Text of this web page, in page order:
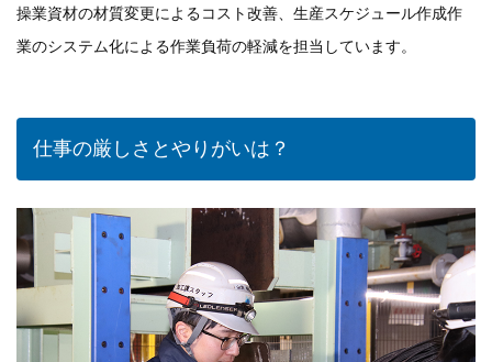
操業資材の材質変更によるコスト改善、生産スケジュール作成作
業のシステム化による作業負荷の軽減を担当しています。
仕事の厳しさとやりがいは？